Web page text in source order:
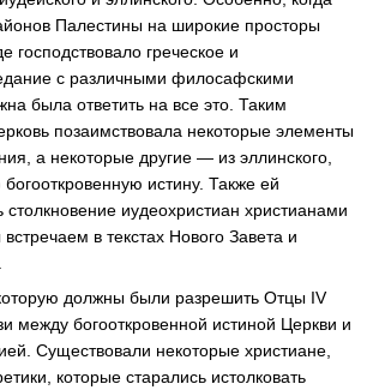
Палестины на широкие просторы
господствовало греческое и
с различными филосафскими
была ответить на все это. Таким
позаимствовала некоторые элементы
а некоторые другие — из эллинского,
истину. Также ей
иудеохристиан христианами
в текстах Нового Завета и
должны были разрешить Отцы IV
между богооткровенной истиной Церкви и
Существовали некоторые христиане,
которые старались истолковать